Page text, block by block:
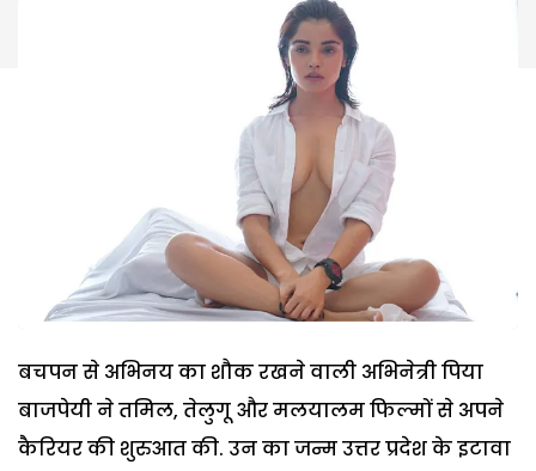
बचपन से अभिनय का शौक रखने वाली अभिनेत्री पिया
बाजपेयी ने तमिल, तेलुगू और मलयालम फिल्मों से अपने
कैरियर की शुरुआत की. उन का जन्म उत्तर प्रदेश के इटावा